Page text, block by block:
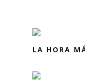
LA HORA